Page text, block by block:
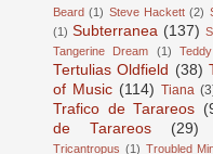
Beard (1) Steve Hackett (2)
(1) Subterranea (137)
Tangerine Dream
(1)
Tertulias Oldfield (38)
of Music (114) Tiana
Trafico de Tarareos
de Tarareos
(29)
Tricantropus (1) Troubled